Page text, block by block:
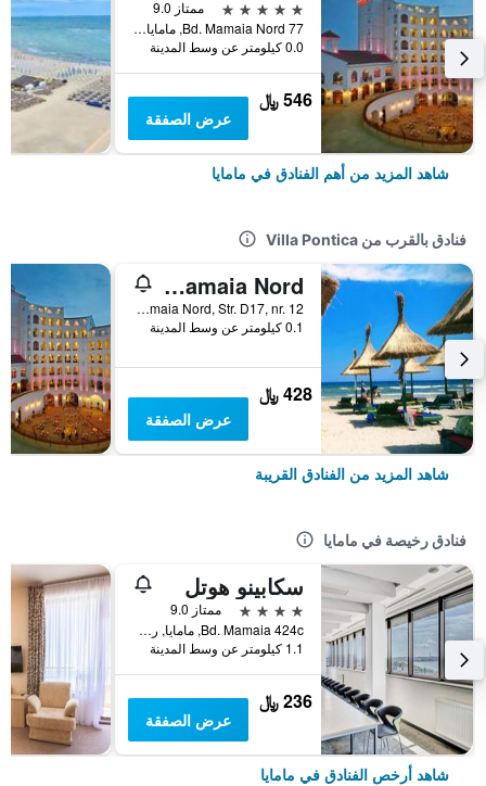
5 نجوم
ممتاز 9.0
Bd. Mamaia Nord 77, مامايا, رومانيا
0.0 كيلومتر عن وسط المدينة
546 ﷼
عرض الصفقة
شاهد المزيد من أهم الفنادق في مامايا
فنادق بالقرب من Villa Pontica
Bunga Bunga Resort Mamaia Nord
Mamaia Nord, Str. D17, nr. 12, مامايا, رومانيا
0.1 كيلومتر عن وسط المدينة
428 ﷼
عرض الصفقة
شاهد المزيد من الفنادق القريبة
فنادق رخيصة في مامايا
سكابينو هوتل
4 نجوم
ممتاز 9.0
Bd. Mamaia 424c, مامايا, رومانيا
1.1 كيلومتر عن وسط المدينة
236 ﷼
عرض الصفقة
شاهد أرخص الفنادق في مامايا